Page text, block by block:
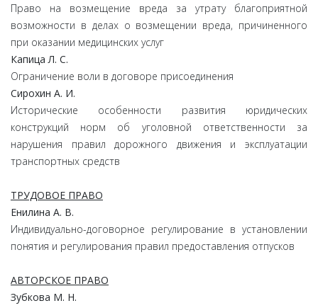
Право на возмещение вреда за утрату благоприятной
возможности в делах о возмещении вреда, причиненного
при оказании медицинских услуг
Капица Л. С.
Ограничение воли в договоре присоединения
Сирохин А. И.
Исторические особенности развития юридических
конструкций норм об уголовной ответственности за
нарушения правил дорожного движения и эксплуатации
транспортных средств
ТРУДОВОЕ ПРАВО
Енилина А. В.
Индивидуально-договорное регулирование в установлении
понятия и регулирования правил предоставления отпусков
АВТОРСКОЕ ПРАВО
Зубкова М. Н.